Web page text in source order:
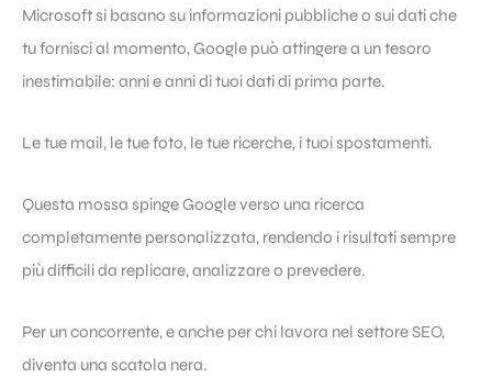
Microsoft si basano su informazioni pubbliche o sui dati che
tu fornisci al momento, Google può attingere a un tesoro
inestimabile: anni e anni di tuoi dati di prima parte.
Le tue mail, le tue foto, le tue ricerche, i tuoi spostamenti.
Questa mossa spinge Google verso una ricerca
completamente personalizzata, rendendo i risultati sempre
più difficili da replicare, analizzare o prevedere.
Per un concorrente, e anche per chi lavora nel settore SEO,
diventa una scatola nera.